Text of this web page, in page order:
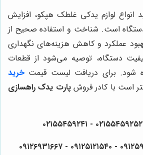
انواع لوازم یدکی غلطک هپکو، افزایش
دستگاه است. شناخت و استفاده صحیح از
عملکرد و کاهش هزینه‌های نگهداری
دستگاه، توصیه می‌شود از قطعات
شود. برای دریافت لیست قیمت خرید
است با کادر فروشپارت یدک راهسازی